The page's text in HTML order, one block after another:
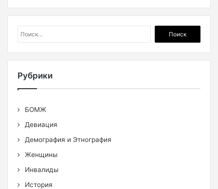
Рубрики
БОМЖ
Девиация
Демография и Этнография
Женщины
Инвалиды
История